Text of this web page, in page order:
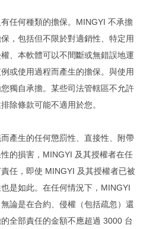
任何種類的擔保。MINGYI 不承擔
，包括但不限於對適銷性、特定用
、本軟體可以不間斷或無錯誤地運
或使用過程而產生的擔保。與使用
獨自承擔。某些司法管轄區不允許
除條款可能不適用於您。
產生的任何懲罰性、直接性、附帶
的損害，MINGYI 及其授權者在任
任，即使 MINGYI 及其授權者已被
是如此。在任何情況下，MINGYI
論是在合約、侵權（包括疏忽）還
全部責任的金額不應超過 3000 台